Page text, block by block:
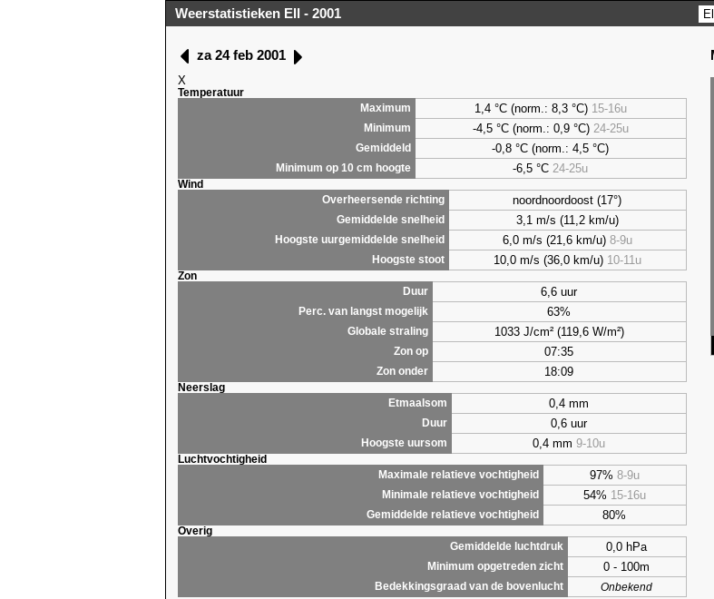
Weerstatistieken Ell - 2001
za 24 feb 2001
X
Temperatuur
Maximum
1,4°C (norm.: 8,3 °C) 15-16u
Minimum -4,5 °C (norm.: 0,9 °C) 24-25u
Gemiddeld -0,8 °C (norm.: 4,5 °C)
Minimum op 10 cm hoogte -6,5 °C 24-25u
Wind
Overheersende richting
noordnoordoost (17°)
Gemiddelde snelheid 3,1 m/s (11,2 km/u)
Hoogste uurgemiddelde snelheid 6,0 m/s (21,6 km/u) 8-9u
Hoogste stoot 10,0 m/s (36,0 km/u) 10-11u
Zon
Duur
6,6 uur
Perc. van langst mogelijk 63%
Globale straling 1033 J/cm² (119,6 W/m²)
Zon op 07:35
Zon onder 18:09
Neerslag
Etmaalsom
0,4 mm
Duur 0,6 uur
Hoogste uursom 0,4 mm 9-10u
Luchtvochtigheid
Maximale relatieve vochtigheid
97% 8-9u
Minimale relatieve vochtigheid 54% 15-16u
Gemiddelde relatieve vochtigheid 80%
Overig
Gemiddelde luchtdruk
0,0 hPa
Minimum opgetreden zicht 0 - 100m
Bedekkingsgraad van de bovenlucht Onbekend